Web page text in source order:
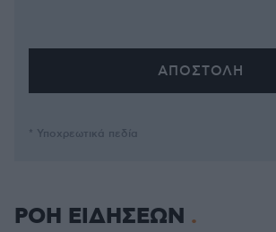
* Υποχρεωτικά πεδία
ΡΟΗ ΕΙΔΗΣΕΩΝ